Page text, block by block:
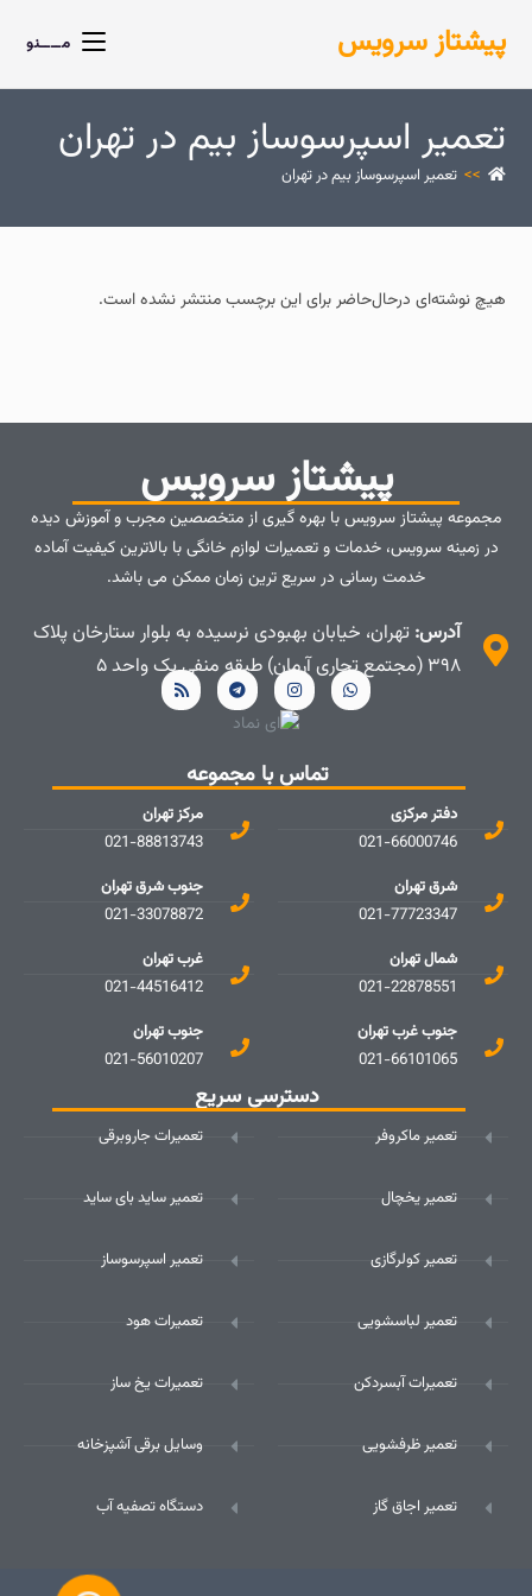
پیشتاز سرویس مــــنو
تعمیر اسپرسوساز بیم در تهران
>> تعمیر اسپرسوساز بیم در تهران
هیچ نوشته‌ای درحال‌حاضر برای این برچسب منتشر نشده است.
پیشتاز سرویس
مجموعه پیشتاز سرویس با بهره گیری از متخصصین مجرب و آموزش دیده
در زمینه سرویس، خدمات و تعمیرات لوازم خانگی با بالاترین کیفیت آماده
خدمت رسانی در سریع ترین زمان ممکن می باشد.
آدرس: تهران، خیابان بهبودی نرسیده به بلوار ستارخان پلاک
۳۹۸ (مجتمع تجاری آرمان) طبقه منفی یک واحد ۵
تماس با مجموعه
دفتر مرکزی
021-66000746
شرق تهران
021-77723347
شمال تهران
021-22878551
جنوب غرب تهران
021-66101065
مرکز تهران
021-88813743
جنوب شرق تهران
021-33078872
غرب تهران
021-44516412
جنوب تهران
021-56010207
دسترسی سریع
تعمیر ماکروفر
تعمیر یخچال
تعمیر کولرگازی
تعمیر لباسشویی
تعمیرات آبسردکن
تعمیر ظرفشویی
تعمیر اجاق گاز
تعمیرات جاروبرقی
تعمیر ساید بای ساید
تعمیر اسپرسوساز
تعمیرات هود
تعمیرات یخ ساز
وسایل برقی آشپزخانه
دستگاه تصفیه آب